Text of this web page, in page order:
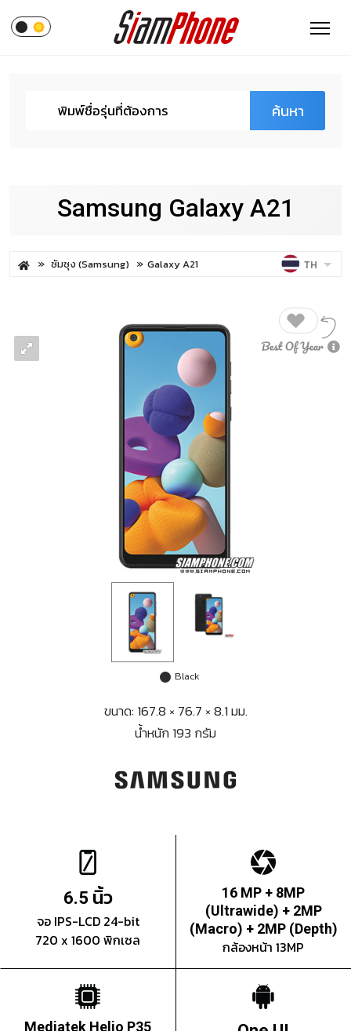
ค้นหา
Samsung Galaxy A21
ซัมซุง (Samsung) Galaxy A21 TH
Black
ขนาด: 167.8 × 76.7 × 8.1 มม.
น้ำหนัก 193 กรัม
6.5 นิ้ว
จอ IPS-LCD 24-bit
720 x 1600 พิกเซล
16 MP + 8MP
(Ultrawide) + 2MP
(Macro) + 2MP (Depth)
กล้องหน้า 13MP
Mediatek Helio P35